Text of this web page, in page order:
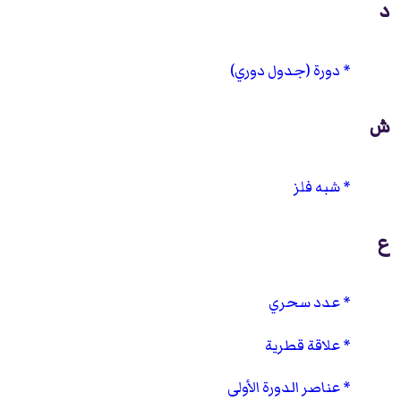
د
دورة (جدول دوري)
ش
شبه فلز
ع
عدد سحري
علاقة قطرية
عناصر الدورة الأولى